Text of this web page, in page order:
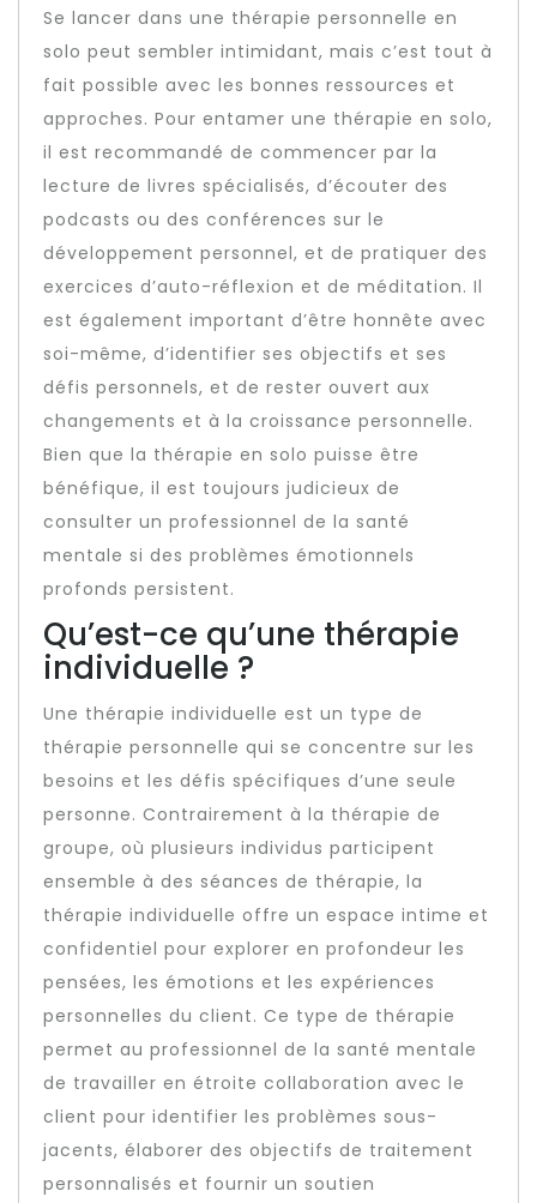
Se lancer dans une thérapie personnelle en
solo peut sembler intimidant, mais c’est tout à
fait possible avec les bonnes ressources et
approches. Pour entamer une thérapie en solo,
il est recommandé de commencer par la
lecture de livres spécialisés, d’écouter des
podcasts ou des conférences sur le
développement personnel, et de pratiquer des
exercices d’auto-réflexion et de méditation. Il
est également important d’être honnête avec
soi-même, d’identifier ses objectifs et ses
défis personnels, et de rester ouvert aux
changements et à la croissance personnelle.
Bien que la thérapie en solo puisse être
bénéfique, il est toujours judicieux de
consulter un professionnel de la santé
mentale si des problèmes émotionnels
profonds persistent.
Qu’est-ce qu’une thérapie
individuelle ?
Une thérapie individuelle est un type de
thérapie personnelle qui se concentre sur les
besoins et les défis spécifiques d’une seule
personne. Contrairement à la thérapie de
groupe, où plusieurs individus participent
ensemble à des séances de thérapie, la
thérapie individuelle offre un espace intime et
confidentiel pour explorer en profondeur les
pensées, les émotions et les expériences
personnelles du client. Ce type de thérapie
permet au professionnel de la santé mentale
de travailler en étroite collaboration avec le
client pour identifier les problèmes sous-
jacents, élaborer des objectifs de traitement
personnalisés et fournir un soutien